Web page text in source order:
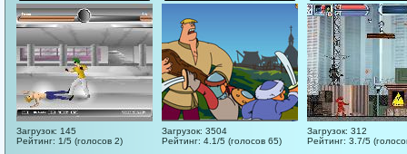
Загрузок: 145
Рейтинг: 1/5 (голосов 2)
Загрузок: 3504
Рейтинг: 4.1/5 (голосов 65)
Загрузок: 312
Рейтинг: 3.7/5